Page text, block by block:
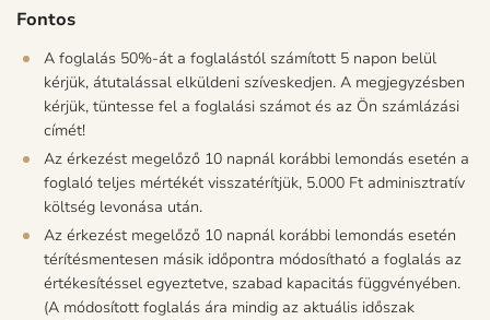
Fontos
A foglalás 50%-át a foglalástól számított 5 napon belül
kérjük, átutalással elküldeni szíveskedjen. A megjegyzésben
kérjük, tüntesse fel a foglalási számot és az Ön számlázási
címét!
Az érkezést megelőző 10 napnál korábbi lemondás esetén a
foglaló teljes mértékét visszatérítjük, 5.000 Ft adminisztratív
költség levonása után.
Az érkezést megelőző 10 napnál korábbi lemondás esetén
térítésmentesen másik időpontra módosítható a foglalás az
értékesítéssel egyeztetve, szabad kapacitás függvényében.
(A módosított foglalás ára mindig az aktuális időszak